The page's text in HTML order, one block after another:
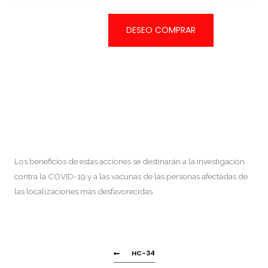
Los beneficios de estas acciones se destinarán a la investigación
contra la COVID-19 y a las vacunas de las personas afectadas de
las localizaciones más desfavorecidas.
HC-34